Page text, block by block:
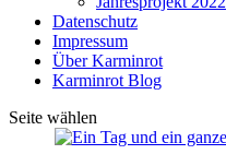
Datenschutz
Impressum
Über Karminrot
Karminrot Blog
Seite wählen